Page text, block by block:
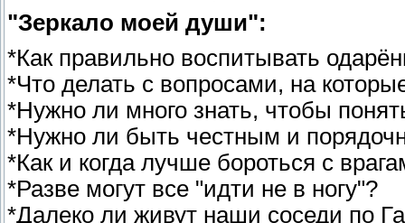
"Зеркало моей души":
*Как правильно воспитывать
*Что делать с вопросами, на
*Нужно ли много знать, чтобы
*Нужно ли быть честным и
*Как и когда лучше бороться с
*Разве могут все "идти не в ногу"?
*Далеко ли живут наши соседи по